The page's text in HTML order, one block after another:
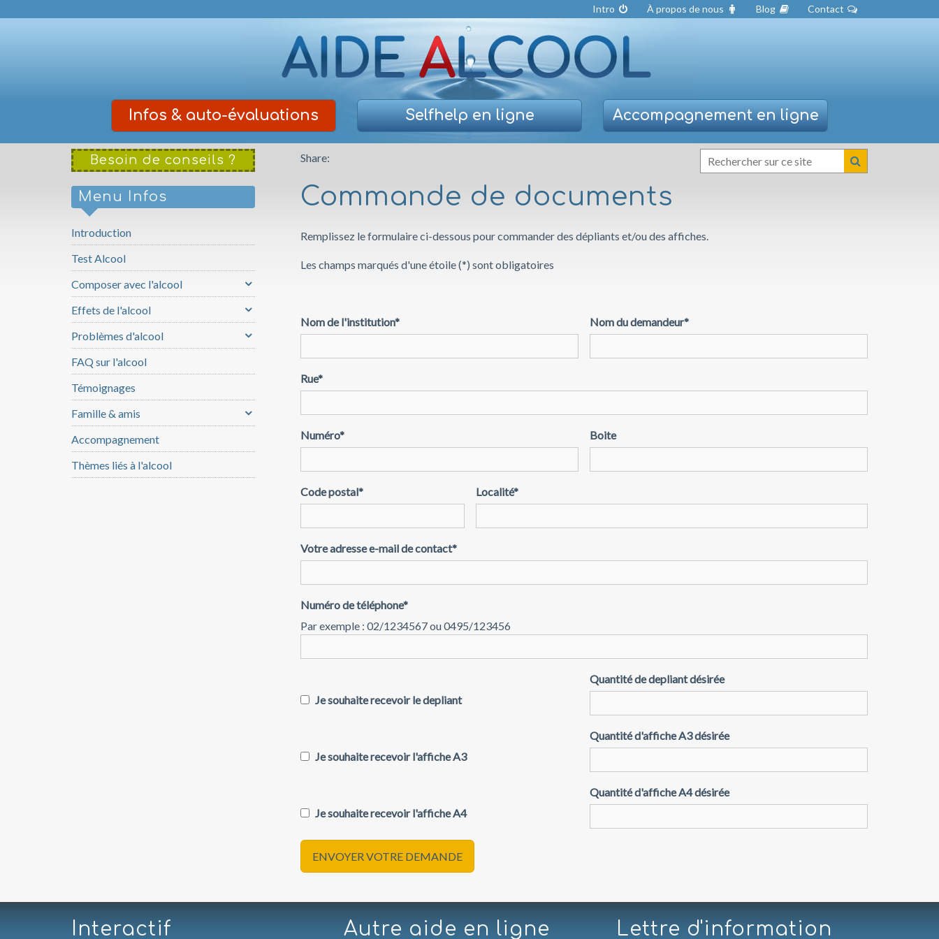
Intro À propos de nous Blog Contact
Infos & auto-évaluations Selfhelpen ligne Accompagnementen ligne
Besoin de conseils ? Share:
Menu Infos
Introduction
Test Alcool
Composer avec l'alcool
Effets de l'alcool
Problèmes d'alcool
FAQ sur l'alcool
Témoignages
Famille & amis
Accompagnement
Thèmes liés à l'alcool
Commande de documents
Remplissez le formulaire ci-dessous pour commander des dépliants et/ou des affiches.
Les champs marqués d'une étoile (*) sont obligatoires
Nom de l'institution* Nom du demandeur*
Rue*
Numéro* Boite
Code postal* Localité*
Votre adresse e-mail de contact*
Numéro de téléphone*
Par exemple : 02/1234567 ou 0495/123456
Je souhaite recevoir le depliant
Quantité de depliant désirée
Je souhaite recevoir l'affiche A3
Quantité d'affiche A3 désirée
Je souhaite recevoir l'affiche A4
Quantité d'affiche A4 désirée
ENVOYER VOTRE DEMANDE
Interactif Autre aide en ligne Lettre d'information